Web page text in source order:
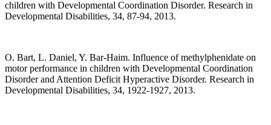
children with Developmental Coordination Disorder. Research in
Developmental Disabilities, 34, 87-94, 2013.
O. Bart, L. Daniel, Y. Bar-Haim. Influence of methylphenidate on
motor performance in children with Developmental Coordination
Disorder and Attention Deficit Hyperactive Disorder. Research in
Developmental Disabilities, 34, 1922-1927, 2013.